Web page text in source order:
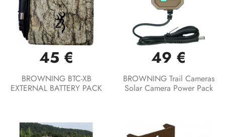
45 €
BROWNING BTC-XB
EXTERNAL BATTERY PACK
49 €
BROWNING Trail Cameras
Solar Camera Power Pack